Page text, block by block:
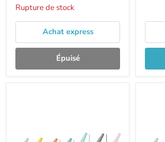
Rupture de stock
Achat express
Épuisé